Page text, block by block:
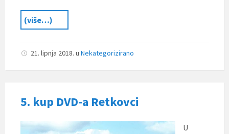
(više…)
21. lipnja 2018. u Nekategorizirano
5. kup DVD-a Retkovci
U